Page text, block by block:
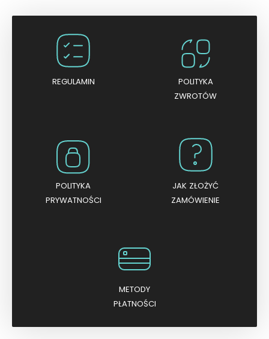
REGULAMIN
POLITYKA
ZWROTÓW
POLITYKA
PRYWATNOŚCI
JAK ZŁOŻYĆ
ZAMÓWIENIE
METODY
PŁATNOŚCI